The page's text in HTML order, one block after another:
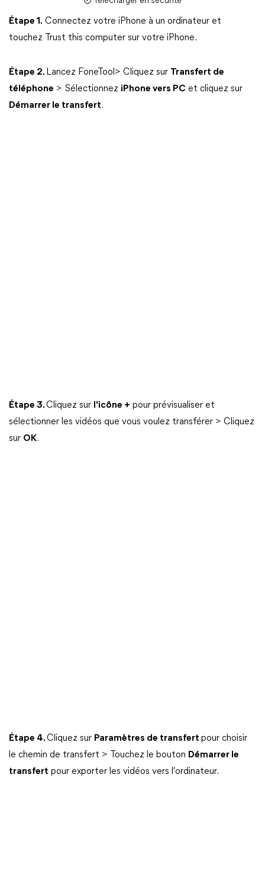
Étape 1. Connectez votre iPhone à un ordinateur et
touchez Trust this computer sur votre iPhone.
Étape 2. Lancez FoneTool> Cliquez sur Transfert de
téléphone > Sélectionnez iPhone vers PC et cliquez sur
Démarrer le transfert.
Étape 3.Cliquez sur l'icône + pour prévisualiser et
sélectionner les vidéos que vous voulez transférer > Cliquez
sur OK.
Étape 4.Cliquez sur Paramètres de transfert pour choisir
le chemin de transfert > Touchez le bouton Démarrer le
transfert pour exporter les vidéos vers l'ordinateur.